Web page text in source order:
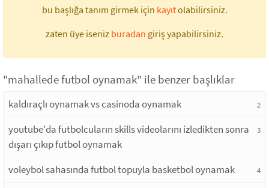
bu başlığa tanım girmek için kayıtolabilirsiniz.
zaten üye iseniz buradan giriş yapabilirsiniz.
"mahallede futbol oynamak" ile benzer başlıklar
kaldıraçlı oynamak vs casinoda oynamak 2
youtube'da futbolcuların skills videolarını izledikten sonra
dışarı çıkıp futbol oynamak
3
voleybol sahasında futbol topuyla basketbol oynamak 4